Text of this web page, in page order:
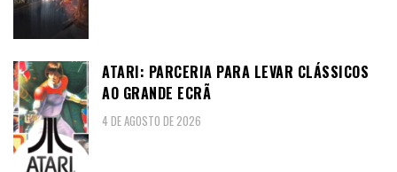
ATARI: PARCERIA PARA LEVAR CLÁSSICOS
AO GRANDE ECRÃ
4 DE AGOSTO DE 2026